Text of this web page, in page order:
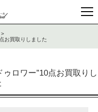
お買取りしました
ゥロワー”10点お買取りし